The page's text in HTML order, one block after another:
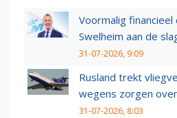
Voormalig
Swelheim aan de
31-07-2026, 9:09
Rusland trekt
wegens zorgen
31-07-2026, 8:03